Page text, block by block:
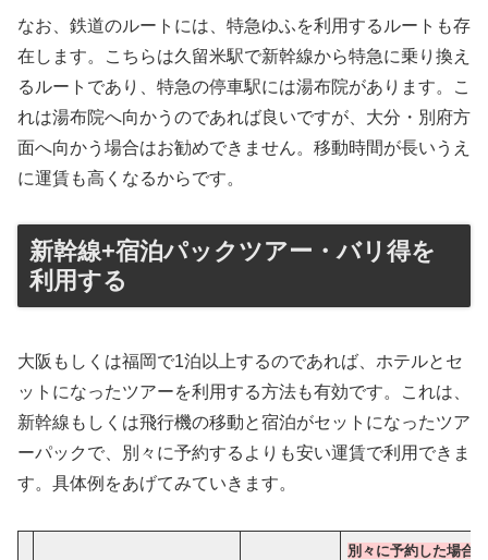
なお、鉄道のルートには、特急ゆふを利用するルートも存
在します。こちらは久留米駅で新幹線から特急に乗り換え
るルートであり、特急の停車駅には湯布院があります。こ
れは湯布院へ向かうのであれば良いですが、大分・別府方
面へ向かう場合はお勧めできません。移動時間が長いうえ
に運賃も高くなるからです。
新幹線+宿泊パックツアー・バリ得を
利用する
大阪もしくは福岡で1泊以上するのであれば、ホテルとセ
ットになったツアーを利用する方法も有効です。これは、
新幹線もしくは飛行機の移動と宿泊がセットになったツア
ーパックで、別々に予約するよりも安い運賃で利用できま
す。具体例をあげてみていきます。
別々に予約した場合